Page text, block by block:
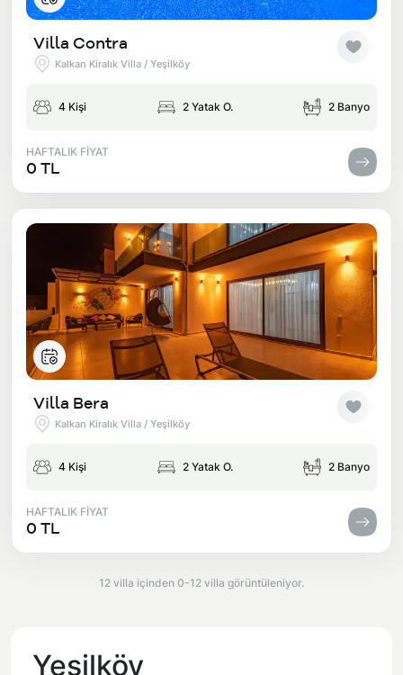
Villa Contra
Kalkan Kiralık Villa / Yeşilköy
4 Kişi 2 Yatak O. 2 Banyo
HAFTALIK FİYAT
0 TL
Villa Bera
Kalkan Kiralık Villa / Yeşilköy
4 Kişi 2 Yatak O. 2 Banyo
HAFTALIK FİYAT
0 TL
12 villa içinden 0-12 villa görüntüleniyor.
Yeşilköy